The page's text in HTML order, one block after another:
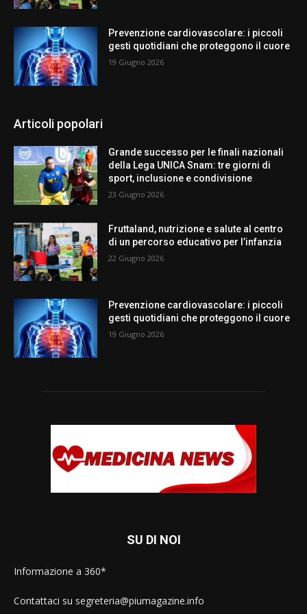
Prevenzione cardiovascolare: i piccoli
gesti quotidiani che proteggono il cuore
19 Giugno 2026
Articoli popolari
Grande successo per le finali nazionali
della Lega UNICA Snam: tre giorni di
sport, inclusione e condivisione
23 Giugno 2026
Fruttaland, nutrizione e salute al centro
di un percorso educativo per l’infanzia
22 Giugno 2026
Prevenzione cardiovascolare: i piccoli
gesti quotidiani che proteggono il cuore
19 Giugno 2026
SU DI NOI
Informazione a 360*
Contattaci su segreteria@piumagazine.info